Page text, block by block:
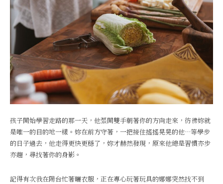
孩子開始學習走路的那一天，他張開雙手朝著你的方向走來，彷彿妳就
是唯一的目的地一樣。妳在前方守著，一把接住搖搖晃晃的他…等學步
的日子過去，他走得更快更穩了，妳才赫然發現，原來他總是習慣亦步
亦趨，尋找著你的身影。
記得有次我在陽台忙著曬衣服，正在專心玩著玩具的娜娜突然找不到